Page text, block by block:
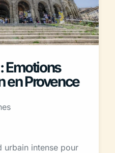
Emotions
en Provence
urbain intense pour